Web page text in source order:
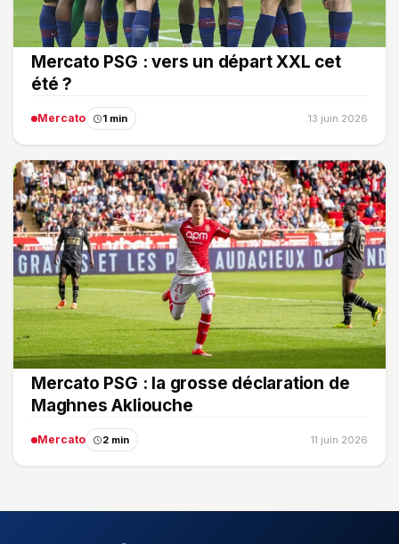
Mercato PSG : vers un départ XXL cet
été ?
Mercato 1 min 13 juin 2026
Mercato PSG : la grosse déclaration de
Maghnes Akliouche
Mercato 2 min 11 juin 2026